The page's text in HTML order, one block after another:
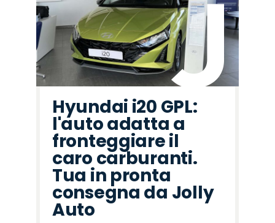
Hyundai i20 GPL:
l'auto adatta a
fronteggiare il
caro carburanti.
Tua in pronta
consegna da Jolly
Auto